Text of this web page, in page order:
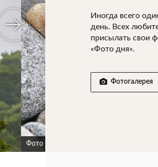
Иногда всего
день. Всех
присылать свои
«Фото дня».
Фотогалерея